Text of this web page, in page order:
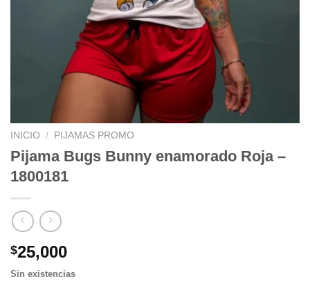
INICIO / PIJAMAS PROMO
Pijama Bugs Bunny enamorado Roja –
1800181
$25,000
Sin existencias